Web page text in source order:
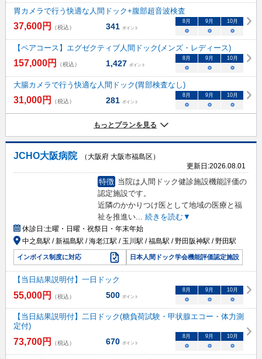
胃カメラで行う快適な人間ドック+腹部超音波検査
37,600円 （税込） 341 ポイント
8 月 9 月 10月
○ ○ ○
【ペアコース】エグゼクティブ人間ドック(メンズ・レディース)
157,000円 （税込） 1,427 ポイント
8 月 9 月 10月
○ ○ ○
大腸カメラで行う快適な人間ドック(胃部検査なし)
31,000円 （税込） 281 ポイント
8 月 9 月 10月
○ ○ ○
もっとプランを見る
JCHO大阪病院
（大阪府 大阪市福島区）
更新日:2026.08.01
特徴 当院は人間ドック健診施設機能評価の
認定施設です。
近隣のかかりつけ医として地域の医療と福
祉を推進い... 続きを読む▼
休診日:土曜・日曜・祝祭日・年末年始
中之島駅 / 新福島駅 / 海老江駅 / 玉川駅 / 福島駅 / 野田阪神駅 / 野田駅
インボイス制度に対応 日本人間ドック学会機能評価認定施設
【当日結果説明付】一日ドック
55,000円 （税込） 500 ポイント
8月 9月 10月
○ ○ ○
【当日結果説明付】二日ドック(糖負荷試験・甲状腺エコー・体力測
定付)
73,700円 （税込） 670 ポイント
8月 9月 10月
○ ○ ○